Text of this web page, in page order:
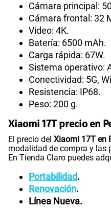
Cámara principal:
Cámara frontal: 32
Video: 4K.
Batería: 6500 mAh.
Carga rápida: 67W.
Sistema operativo:
Conectividad: 5G,
Resistencia: IP68.
Peso: 200 g.
Xiaomi 17T precio en
El precio del Xiaomi 17T en
modalidad de compra y las
En Tienda Claro puedes
Portabilidad.
Renovación.
Línea Nueva.